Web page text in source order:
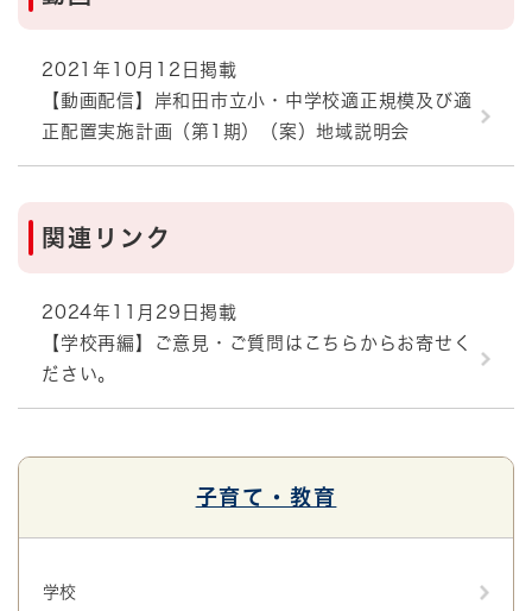
2021年10月12日掲載
【動画配信】岸和田市立小・中学校適正規模及び適
正配置実施計画（第1期）（案）地域説明会
関連リンク
2024年11月29日掲載
【学校再編】ご意見・ご質問はこちらからお寄せく
ださい。
子育て・教育
学校